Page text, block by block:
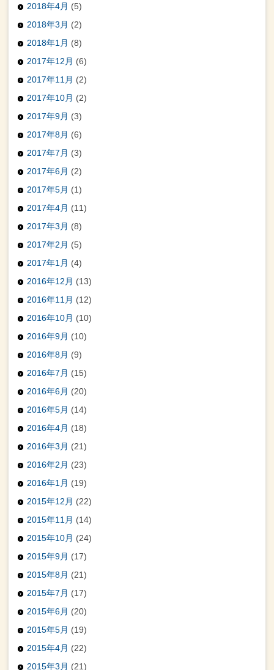
2018年4月 (5)
2018年3月 (2)
2018年1月 (8)
2017年12月 (6)
2017年11月 (2)
2017年10月 (2)
2017年9月 (3)
2017年8月 (6)
2017年7月 (3)
2017年6月 (2)
2017年5月 (1)
2017年4月 (11)
2017年3月 (8)
2017年2月 (5)
2017年1月 (4)
2016年12月 (13)
2016年11月 (12)
2016年10月 (10)
2016年9月 (10)
2016年8月 (9)
2016年7月 (15)
2016年6月 (20)
2016年5月 (14)
2016年4月 (18)
2016年3月 (21)
2016年2月 (23)
2016年1月 (19)
2015年12月 (22)
2015年11月 (14)
2015年10月 (24)
2015年9月 (17)
2015年8月 (21)
2015年7月 (17)
2015年6月 (20)
2015年5月 (19)
2015年4月 (22)
2015年3月 (21)